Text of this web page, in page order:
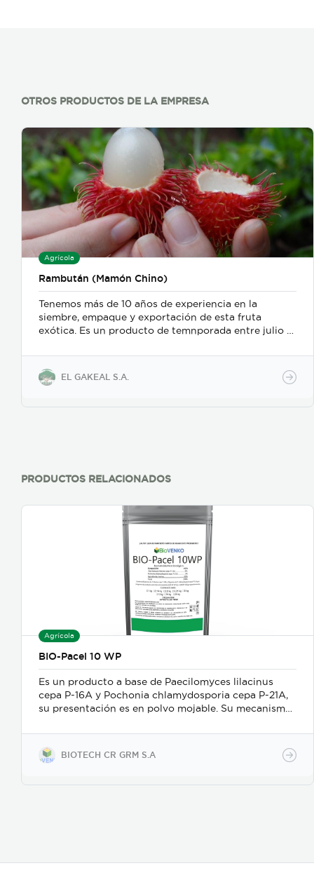
OTROS PRODUCTOS DE LA EMPRESA
Agrícola
Rambután (Mamón Chino)
Tenemos más de 10 años de experiencia en la
siembre, empaque y exportación de esta fruta
exótica. Es un producto de temnporada entre julio y
ejemplo: Agua 82%, Calorias 78 Cal, Proteínas 0.9 gr,
Grasas 0.2 gr, Carbohidratos 16 gr, Fibra 2.8 gr, Calcio
22 mg, Hierro 0.35 mg, Potasio 42 mg, Fósforo 9 mg,
pulmones a los tejidos. La semilla es utilizada para
estado de la piel, mejora el estado de la piel y reduce
la grasa corporal y ayuda a eliminar los residuos
tóxicos de los riñones. Es utilizado para combatir la
anémia, controla los mareosy la fatiga.
EL GAKEAL S.A.
PRODUCTOS RELACIONADOS
Agrícola
BIO-Pacel 10 WP
Es un producto a base de Paecilomyces lilacinus
cepa P-16A y Pochonia chlamydosporia cepa P-21A,
su presentación es en polvo mojable. Su mecanismo
contacto, se adhiere a las masas de huevos, forma
apresorios con hifas que ingresan a través de los
poros de la vitelina, posteriormente prolifera en los
BIOTECH CR GRM S.A